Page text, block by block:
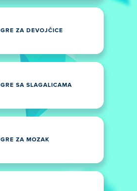
IGRE ZA DEVOJČICE
IGRE SA SLAGALICAMA
IGRE ZA MOZAK